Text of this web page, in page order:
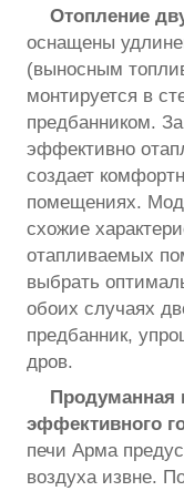
Отопление
оснащены
(выносным
монтируется в
предбанником.
эффективно
создает
помещениях.
схожие
отапливаемых
выбрать
обоих случаях
предбанник,
дров.
Продуманная
эффективного
печи Арма
воздуха извне.